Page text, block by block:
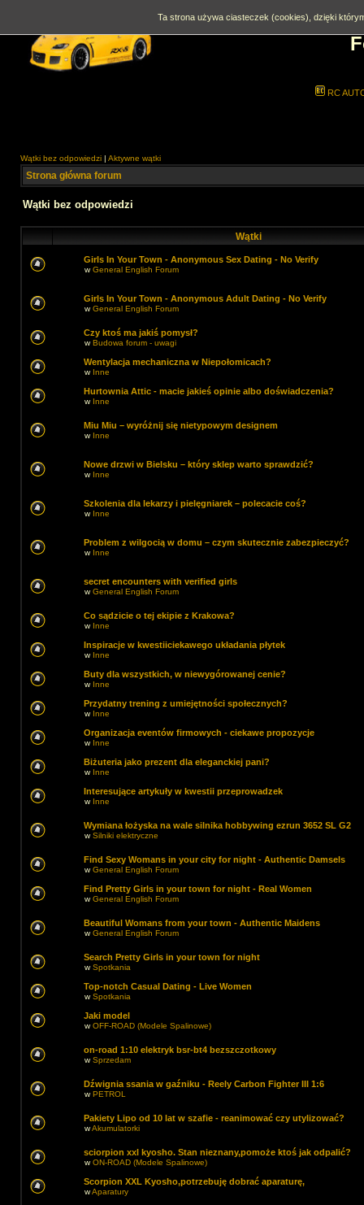
RC
Wątki bez odpowiedzi | Aktywne wątki
Strona główna forum
Wątki bez odpowiedzi
Wątki
Girls In Your Town - Anonymous Sex Dating - No Verify
wGeneral English Forum
Girls In Your Town - Anonymous Adult Dating - No Verify
wGeneral English Forum
Czy ktoś ma jakiś pomysł?
wBudowa forum - uwagi
Wentylacja mechaniczna w Niepołomicach?
w Inne
Hurtownia Attic - macie jakieś opinie albo doświadczenia?
w Inne
Miu Miu – wyróżnij się nietypowym designem
w Inne
Nowe drzwi w Bielsku – który sklep warto sprawdzić?
w Inne
Szkolenia dla lekarzy i pielęgniarek – polecacie coś?
w Inne
Problem z wilgocią w domu – czym skutecznie zabezpieczyć?
w Inne
secret encounters with verified girls
wGeneral English Forum
Co sądzicie o tej ekipie z Krakowa?
w Inne
Inspiracje w kwestiiciekawego układania płytek
w Inne
Buty dla wszystkich, w niewygórowanej cenie?
w Inne
Przydatny trening z umiejętności społecznych?
w Inne
Organizacja eventów firmowych - ciekawe propozycje
w Inne
Biżuteria jako prezent dla eleganckiej pani?
w Inne
Interesujące artykuły w kwestii przeprowadzek
w Inne
Wymiana łożyska na wale silnika hobbywing ezrun 3652 SL G2
wSilniki elektryczne
Find Sexy Womans in your city for night - Authentic Damsels
wGeneral English Forum
Find Pretty Girls in your town for night - Real Women
wGeneral English Forum
Beautiful Womans from your town - Authentic Maidens
wGeneral English Forum
Search Pretty Girls in your town for night
wSpotkania
Top-notch Сasual Dating - Live Women
wSpotkania
Jaki model
wOFF-ROAD (Modele Spalinowe)
on-road 1:10 elektryk bsr-bt4 bezszczotkowy
wSprzedam
Dźwignia ssania w gaźniku - Reely Carbon Fighter III 1:6
wPETROL
Pakiety Lipo od 10 lat w szafie - reanimować czy utylizować?
wAkumulatorki
sciorpion xxl kyosho. Stan nieznany,pomoże ktoś jak odpalić?
wON-ROAD (Modele Spalinowe)
Scorpion XXL Kyosho,potrzebuję dobrać aparaturę,
wAparatury
Ta strona używa ciasteczek (cookies), dzięki